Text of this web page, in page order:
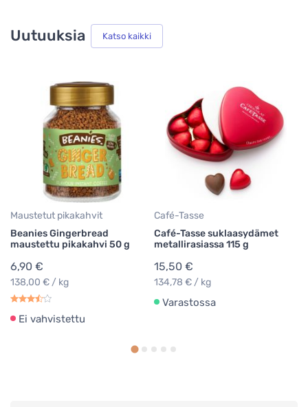
Uutuuksia Katso kaikki
Maustetut pikakahvit
Beanies Gingerbread
maustettu pikakahvi 50 g
6,90 €
138,00 € / kg
Ei vahvistettu
Café-Tasse
Café-Tasse suklaasydämet
metallirasiassa 115 g
15,50 €
134,78 € / kg
Varastossa